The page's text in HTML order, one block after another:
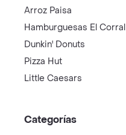
Arroz Paisa
Hamburguesas El Corral
Dunkin' Donuts
Pizza Hut
Little Caesars
Categorías